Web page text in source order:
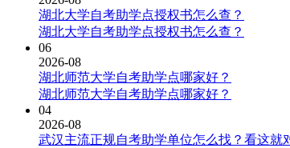
湖北大学自考助学点授权书怎么查？
湖北大学自考助学点授权书怎么查？
06
2026-08
湖北师范大学自考助学点哪家好？
湖北师范大学自考助学点哪家好？
04
2026-08
武汉主流正规自考助学单位怎么找？看这就